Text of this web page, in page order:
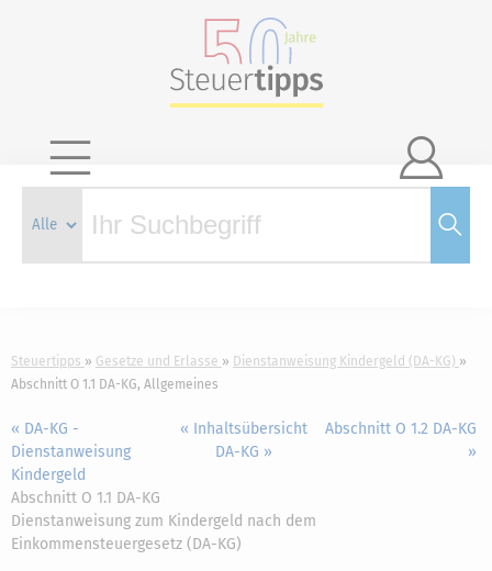

Steuertipps Gesetze und Erlasse
Dienstanweisung Kindergeld (DA-KG)
Abschnitt O 1.1 DA-KG, Allgemeines
« DA-KG -
Dienstanweisung
Kindergeld
« Inhaltsübersicht
DA-KG »
Abschnitt O 1.2 DA-KG
»
Abschnitt O 1.1 DA-KG
Dienstanweisung zum Kindergeld nach dem
Einkommensteuergesetz (DA-KG)